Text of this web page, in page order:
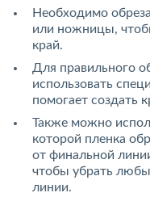
Необходимо
или ножницы,
край.
Для правильного
использовать
помогает создать
Также можно
которой пленка
от финальной
чтобы убрать
линии.